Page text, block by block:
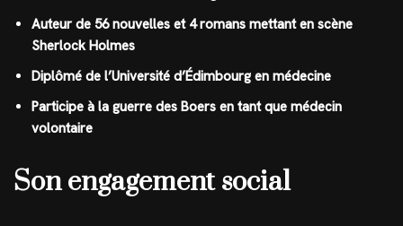
Auteur de 56 nouvelles et 4 romans mettant en scène
Sherlock Holmes
Diplômé de l’Université d’Édimbourg en médecine
Participe à la guerre des Boers en tant que médecin
volontaire
Son engagement social